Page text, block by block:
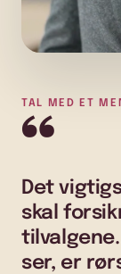
TAL MED ET
“
Det
skal
ser, er